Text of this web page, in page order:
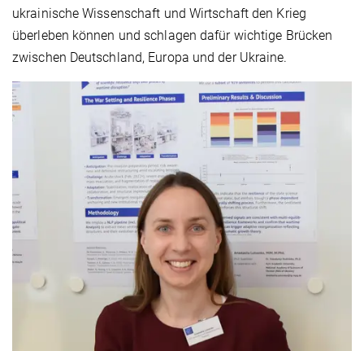
ukrainische Wissenschaft und Wirtschaft den Krieg
überleben können und schlagen dafür wichtige Brücken
zwischen Deutschland, Europa und der Ukraine.